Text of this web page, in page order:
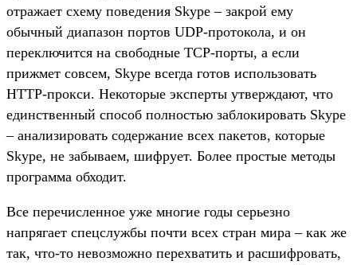
отражает схему поведения Skype – закрой ему
обычный диапазон портов UDP-протокола, и он
переключится на свободные TCP-порты, а если
прижмет совсем, Skype всегда готов использовать
HTTP-прокси. Некоторые эксперты утверждают, что
единственный способ полностью заблокировать Skype
– анализировать содержание всех пакетов, которые
Skype, не забываем, шифрует. Более простые методы
программа обходит.
Все перечисленное уже многие годы серьезно
напрягает спецслужбы почти всех стран мира – как же
так, что-то невозможно перехватить и расшифровать,